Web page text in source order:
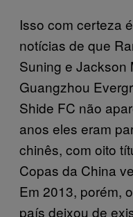
Isso com certeza
notícias de que
Suning e Jackson
Guangzhou
Shide FC não
anos eles eram
chinês, com oito
Copas da China
Em 2013, porém,
país deixou de